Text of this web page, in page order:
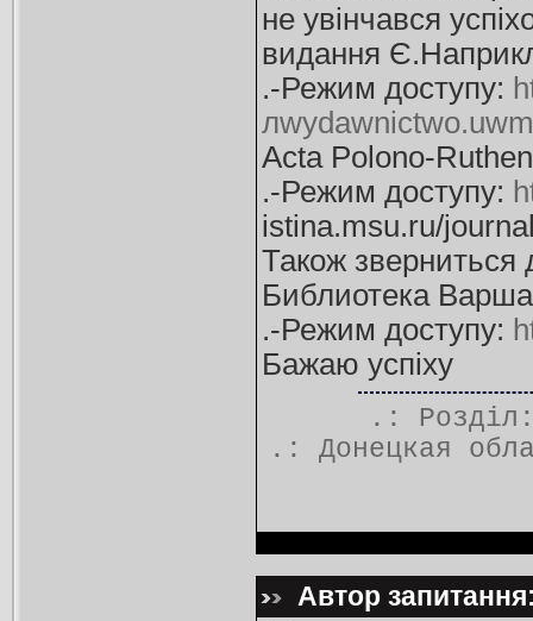
не увінчався
видання
.-Режим доступу:
Acta Polono-
.-Режим доступу:
istina.msu.ru/
Також зверниться
Библиотека
.-Режим доступу:
Бажаю успіху
.:
.: Донецкая
Автор